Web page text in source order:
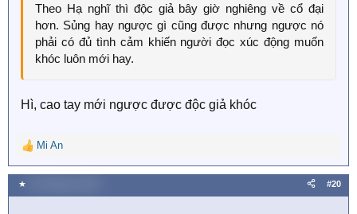
Theo Hạ nghĩ thì độc giả bây giờ nghiêng về cổ đại
hơn. Sủng hay ngược gì cũng được nhưng ngược nó
phải có đủ tình cảm khiến người đọc xúc động muốn
khóc luôn mới hay.
Hì, cao tay mới ngược được độc giả khóc
R
e
a
c
Mi An
★ #20